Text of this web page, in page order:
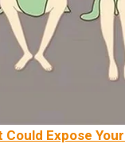
Could Expose